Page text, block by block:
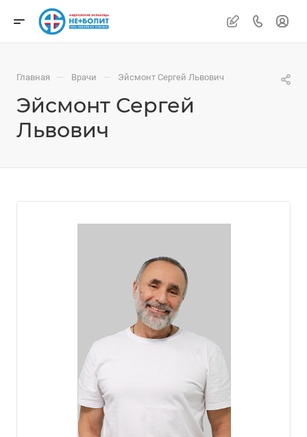
Главная — Врачи — Эйсмонт Сергей Львович
Эйсмонт Сергей
Львович